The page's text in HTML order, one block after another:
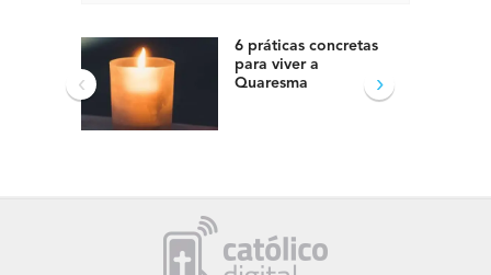
6 práticas concretas
para viver a
Quaresma
‹ ›